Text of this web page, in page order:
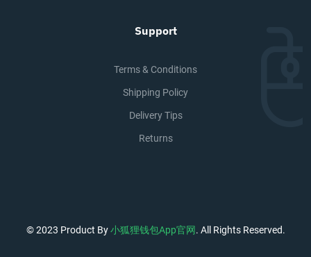
Support
Terms & Conditions
Shipping Policy
Delivery Tips
Returns
© 2023 Product By小狐狸钱包app官网. All Rights Reserved.